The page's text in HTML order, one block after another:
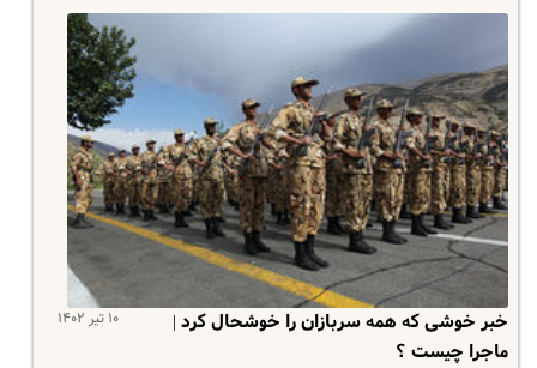
۱۰ تیر ۱۴۰۲
خبر خوشی که همه سربازان را خوشحال کرد |
ماجرا چیست ؟